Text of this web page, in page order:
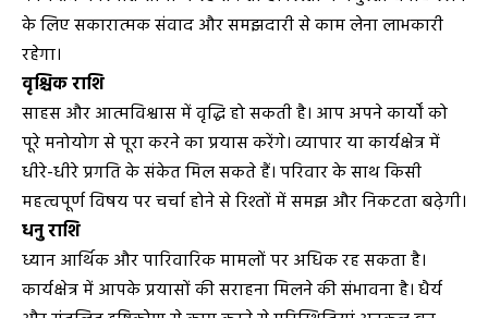
के लिए सकारात्मक संवाद और समझदारी से काम लेना लाभकारी
रहेगा।
वृश्चिक राशि
साहस और आत्मविश्वास में वृद्धि हो सकती है। आप अपने कार्यों को
पूरे मनोयोग से पूरा करने का प्रयास करेंगे। व्यापार या कार्यक्षेत्र में
धीरे-धीरे प्रगति के संकेत मिल सकते हैं। परिवार के साथ किसी
महत्वपूर्ण विषय पर चर्चा होने से रिश्तों में समझ और निकटता बढ़ेगी।
धनु राशि
ध्यान आर्थिक और पारिवारिक मामलों पर अधिक रह सकता है।
कार्यक्षेत्र में आपके प्रयासों की सराहना मिलने की संभावना है। धैर्य